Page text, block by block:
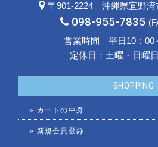
〒901-2224 沖縄県宜野湾
098-955-7835
営業時間 平日10：00
定休日：土曜・日曜
SHOPPING
» カートの中身
» 新規会員登録